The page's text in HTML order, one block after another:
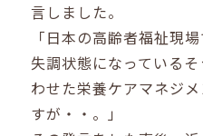
言しました。
「日本の高齢者福祉現
失調状態になっている
わせた栄養ケアマネジ
すが・・。」